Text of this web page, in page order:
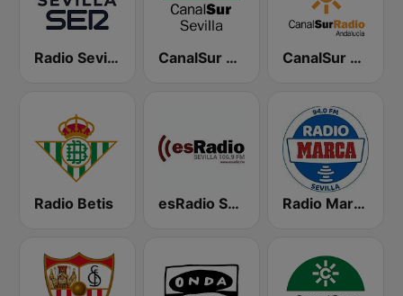
Radio Sevilla SER CanalSur Radio Sevilla CanalSur Radio Andalucía
Radio Betis esRadio Sevilla Radio Marca Sevilla